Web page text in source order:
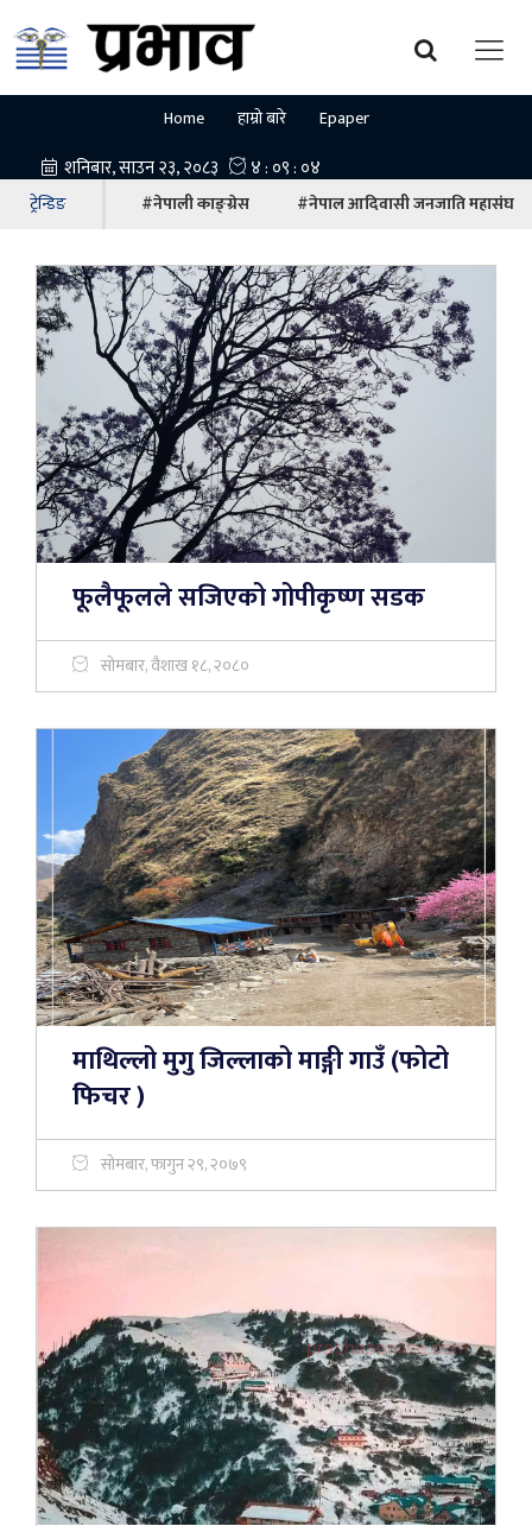
Home हाम्रो बारे Epaper
ट्रेन्डिङ #नेपाली काङ्ग्रेस #नेपाल आदिवासी जनजाति महासंघ
फूलैफूलले सजिएको गोपीकृष्ण सडक
सोमबार, वैशाख १८, २०८०
माथिल्लो मुगु जिल्लाको माङ्गी गाउँ (फोटो
फिचर )
सोमबार, फागुन २९, २०७९